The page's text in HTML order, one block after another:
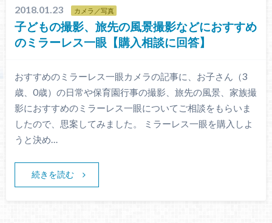
2018.01.23 カメラ／写真
子どもの撮影、旅先の風景撮影などにおすすめ
のミラーレス一眼【購入相談に回答】
おすすめのミラーレス一眼カメラの記事に、お子さん（3
歳、0歳）の日常や保育園行事の撮影、旅先の風景、家族撮
影におすすめのミラーレス一眼についてご相談をもらいま
したので、思案してみました。 ミラーレス一眼を購入しよ
うと決め…
続きを読む